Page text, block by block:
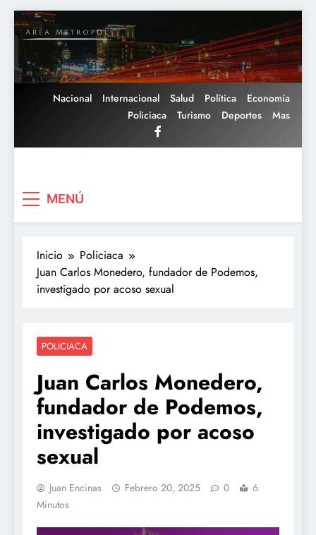
Saltar
al
contenido
Nacional Internacional Salud Política
Economía
Policiaca
Turismo Deportes Mas
MENÚ
Inicio
Policiaca
Juan Carlos Monedero, fundador de Podemos,
investigado por acoso sexual
POLICIACA
Juan Carlos Monedero,
fundador de Podemos,
investigado por acoso
sexual
Juan Encinas Febrero 20, 2025 0
6
Minutos